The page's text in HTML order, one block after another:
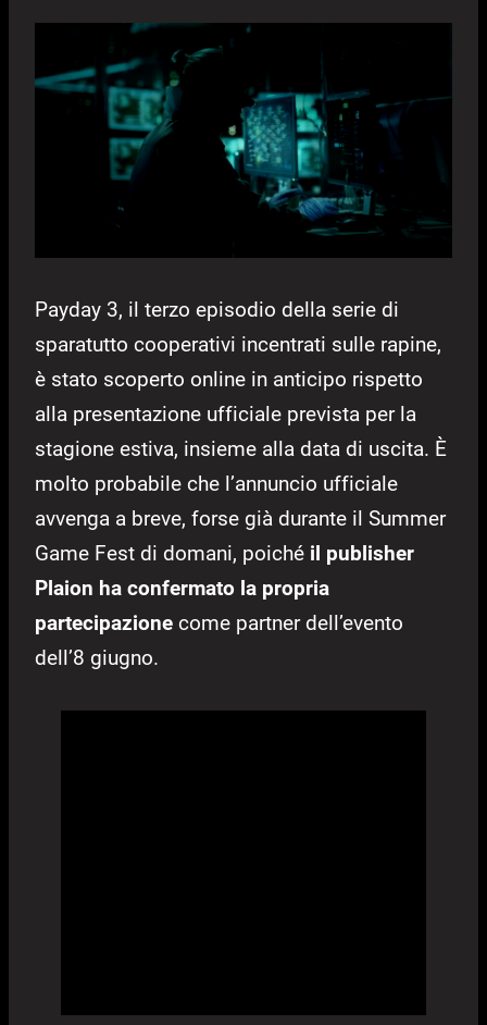
Payday 3, il terzo episodio della serie di
sparatutto cooperativi incentrati sulle rapine,
è stato scoperto online in anticipo rispetto
alla presentazione ufficiale prevista per la
stagione estiva, insieme alla data di uscita. È
molto probabile che l’annuncio ufficiale
avvenga a breve, forse già durante il Summer
Game Fest di domani, poiché il publisher
Plaion ha confermato la propria
partecipazione come partner dell’evento
dell’8 giugno.